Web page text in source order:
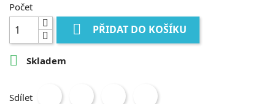
Počet
 PŘIDAT DO KOŠÍKU
 Skladem
Sdílet